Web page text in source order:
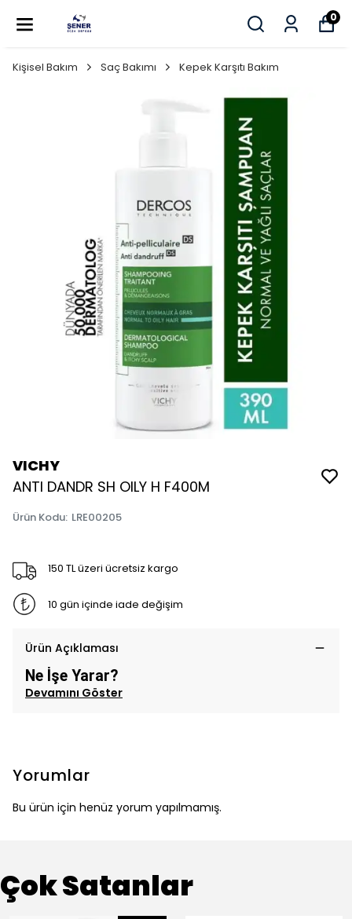
0
Kişisel Bakım Saç Bakımı Kepek Karşıtı Bakım
VICHY
ANTI DANDR SH OILY H F400M
Ürün Kodu: LRE00205
150 TL üzeri ücretsiz kargo
10 gün içinde iade değişim
Ürün Açıklaması
Ne İşe Yarar?
Devamını Göster
Yorumlar
Bu ürün için henüz yorum yapılmamış.
Çok Satanlar